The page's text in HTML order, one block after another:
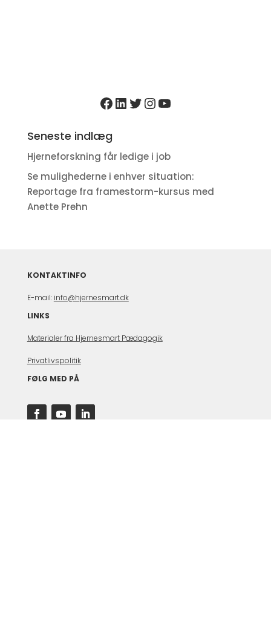
https://
LinkedIn
Twitter
Instagram
YouTube
Seneste indlæg
Hjerneforskning får ledige i job
Se mulighederne i enhver situation:
Reportage fra framestorm-kursus med
Anette Prehn
KONTAKTINFO
E-mail: info@hjernesmart.dk
LINKS
Materialer fra Hjernesmart Pædagogik
Privatlivspolitik
FØLG MED PÅ